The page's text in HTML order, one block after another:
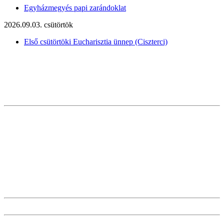
Egyházmegyés papi zarándoklat
2026.09.03. csütörtök
Első csütörtöki Eucharisztia ünnep (Ciszterci)